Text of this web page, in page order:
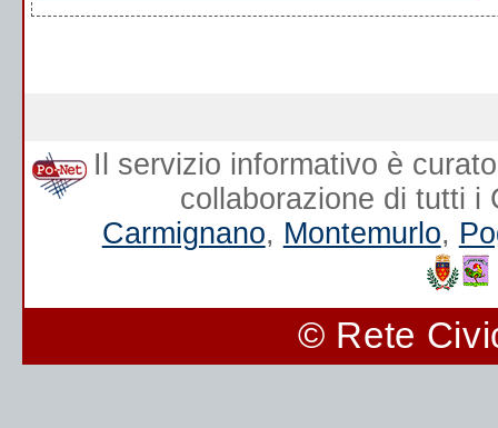
Il servizio informativo è
collaborazione di tutti
Carmignano, Montemurlo,
© Rete